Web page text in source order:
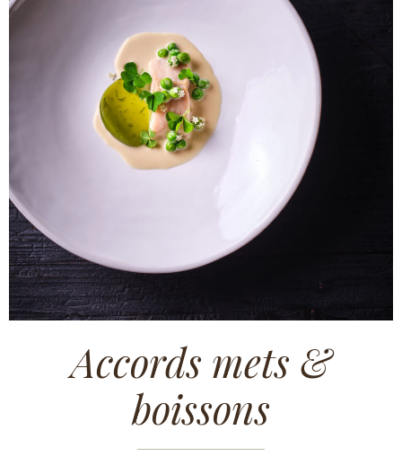
Accords mets &
boissons
Appointment